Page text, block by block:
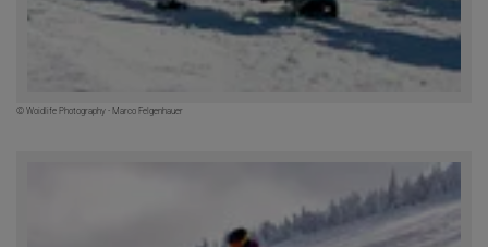
© Woidlife Photography - Marco Felgenhauer